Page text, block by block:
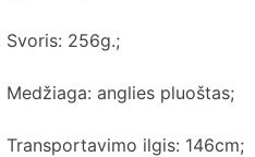
Svoris: 256g.;
Medžiaga: anglies pluoštas;
Transportavimo ilgis: 146cm;